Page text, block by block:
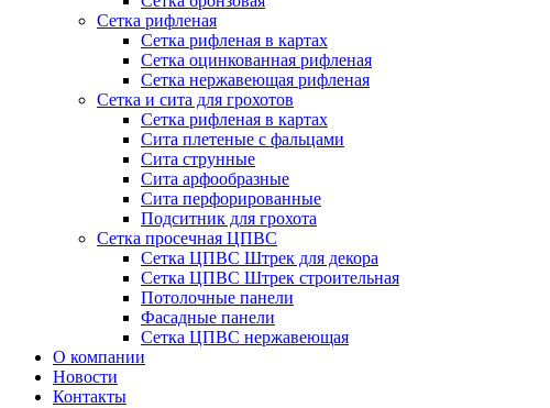
Сетка рифленая
Сетка рифленая в картах
Сетка оцинкованная рифленая
Сетка нержавеющая рифленая
Сетка и сита для грохотов
Сетка рифленая в картах
Сита плетеные с фальцами
Сита струнные
Сита арфообразные
Сита перфорированные
Подситник для грохота
Сетка просечная ЦПВС
Сетка ЦПВС Штрек для декора
Сетка ЦПВС Штрек строительная
Потолочные панели
Фасадные панели
Сетка ЦПВС нержавеющая
О компании
Новости
Контакты